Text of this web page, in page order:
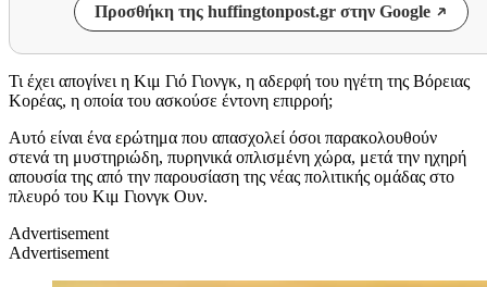
Προσθήκη της huffingtonpost.gr στην Google
Τι έχει απογίνει η Κιμ Γιό Γιονγκ, η αδερφή του ηγέτη της Βόρειας
Κορέας, η οποία του ασκούσε έντονη επιρροή;
Αυτό είναι ένα ερώτημα που απασχολεί όσοι παρακολουθούν
στενά τη μυστηριώδη, πυρηνικά οπλισμένη χώρα, μετά την ηχηρή
απουσία της από την παρουσίαση της νέας πολιτικής ομάδας στο
πλευρό του Κιμ Γιονγκ Ουν.
Advertisement
Advertisement